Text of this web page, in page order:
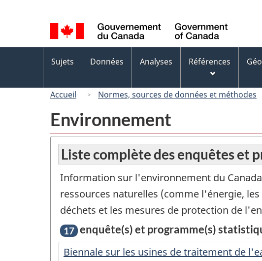
de
la
langue
Canada
des
Sujets Données Analyses Références
Accueil Normes, sources de données et méthodes
Environnement
Liste complète des enquêtes et
Information sur l'environnement du
ressources naturelles (comme l'énergie,
déchets et les mesures de protection de
17 enquête(s) et programme(s)
Biennale sur les usines de traitement de